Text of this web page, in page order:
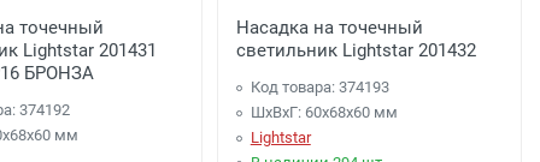
точечный
Lightstar 201431
БРОНЗА
374192
мм
Насадка на точечный
светильник Lightstar 201432
Код товара: 374193
ШхВхГ: 60x68x60 мм
Lightstar